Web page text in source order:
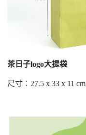
茶日子logo大提袋
尺寸：27.5 x 33 x 11 cm